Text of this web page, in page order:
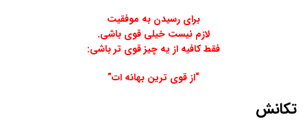
برای رسیدن به موفقیت
لازم نیست خیلی قوی باشی.
فقط کافیه از یه چیز قوی تر باشی:
“از قوی ترین بهانه ات”
تکانش